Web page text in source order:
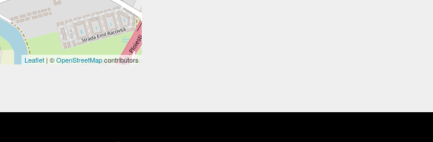
Leaflet| ©OpenStreetMapcontributors